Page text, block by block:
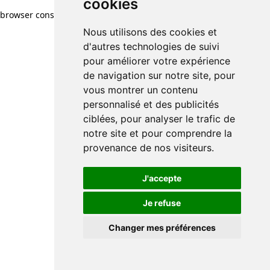
cookies
Nous utilisons des cookies et
d'autres technologies de suivi
pour améliorer votre expérience
de navigation sur notre site, pour
vous montrer un contenu
personnalisé et des publicités
ciblées, pour analyser le trafic de
notre site et pour comprendre la
provenance de nos visiteurs.
J'accepte
Je refuse
Changer mes préférences
browser console for more information)